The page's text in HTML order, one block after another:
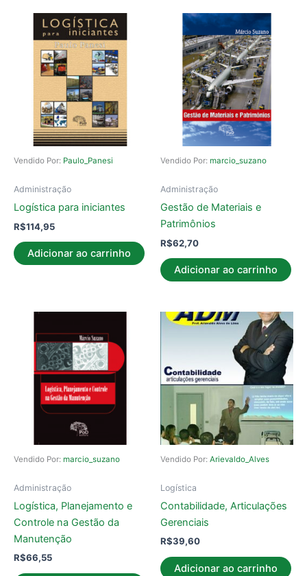
Vendido Por: Paulo_Panesi
Administração
Logística para iniciantes
R$114,95
Adicionar ao carrinho
Vendido Por: marcio_suzano
Administração
Gestão de Materiais e
Patrimônios
R$62,70
Adicionar ao carrinho
Vendido Por: marcio_suzano
Administração
Logística, Planejamento e
Controle na Gestão da
Manutenção
R$66,55
Vendido Por: Arievaldo_Alves
Logística
Contabilidade, Articulações
Gerenciais
R$39,60
Adicionar ao carrinho